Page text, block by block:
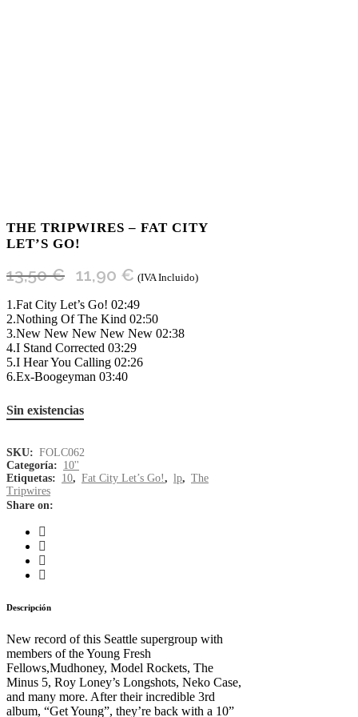
THE TRIPWIRES – FAT CITY
LET’S GO!
13,50€
El
precio
original
era:
13,50 €.
11,90 € El
precio
actual
es:
11,90 €.
(IVA Incluido)
1.Fat City Let’s Go! 02:49
2.Nothing Of The Kind 02:50
3.New New New New New 02:38
4.I Stand Corrected 03:29
5.I Hear You Calling 02:26
6.Ex-Boogeyman 03:40
Sin existencias
SKU: FOLC062
Categoría: 10''
Etiquetas: 10, Fat City Let’s Go!, lp, The
Tripwires
Share on:
Descripción
New record of this Seattle supergroup with
members of the Young Fresh
Fellows,Mudhoney, Model Rockets, The
Minus 5, Roy Loney’s Longshots, Neko Case,
and many more. After their incredible 3rd
album, “Get Young”, they’re back with a 10”